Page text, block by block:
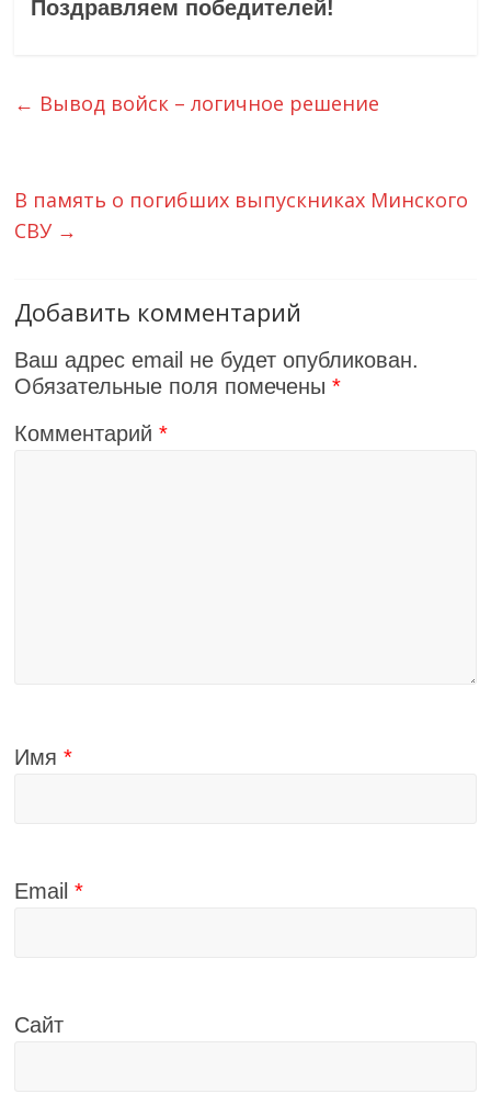
Поздравляем победителей!
← Вывод войск – логичное решение
В память о погибших выпускниках Минского
СВУ →
Добавить комментарий
Ваш адрес email не будет опубликован.
Обязательные поля помечены*
Комментарий*
Имя*
Email*
Сайт